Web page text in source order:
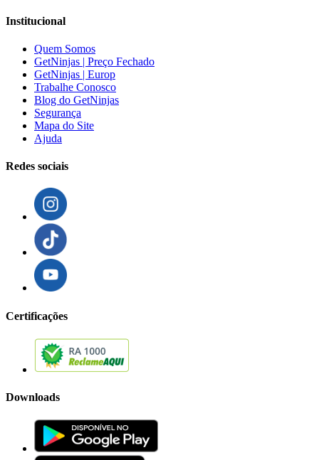
Institucional
Quem Somos
GetNinjas | Preço Fechado
GetNinjas | Europ
Trabalhe Conosco
Blog do GetNinjas
Segurança
Mapa do Site
Ajuda
Redes sociais
Certificações
Downloads